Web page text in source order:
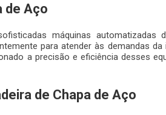
de Aço
máquinas automatizadas
para atender às demandas da
a precisão e eficiência desses
de Chapa de Aço